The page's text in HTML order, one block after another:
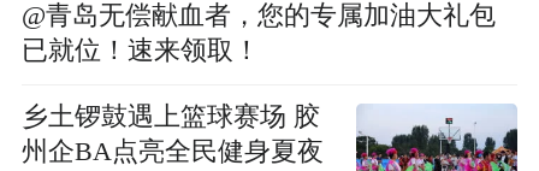
@青岛无偿献血者，您的专属加油大礼包
已就位！速来领取！
乡土锣鼓遇上篮球赛场 胶
州企BA点亮全民健身夏夜